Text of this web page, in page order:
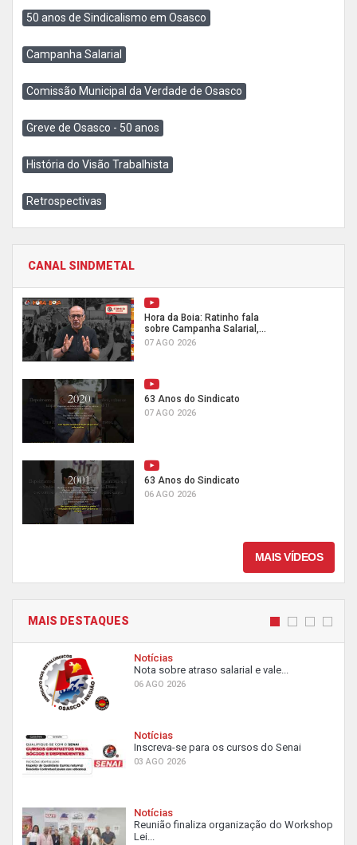
50 anos de Sindicalismo em Osasco
Campanha Salarial
Comissão Municipal da Verdade de Osasco
Greve de Osasco - 50 anos
História do Visão Trabalhista
Retrospectivas
CANAL SINDMETAL
Hora da Boia: Ratinho fala
sobre Campanha Salarial,...
07 AGO 2026
63 Anos do Sindicato
07 AGO 2026
63 Anos do Sindicato
06 AGO 2026
MAIS VÍDEOS
MAIS DESTAQUES
Notícias
Nota sobre atraso salarial e vale...
06 AGO 2026
Notícias
Inscreva-se para os cursos do Senai
03 AGO 2026
Notícias
Reunião finaliza organização do Workshop
Lei...